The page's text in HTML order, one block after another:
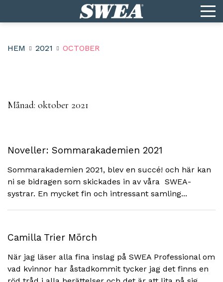
HEM 2021 OCTOBER
Månad: oktober 2021
Noveller: Sommarakademien 2021
Sommarakademien 2021, blev en succé! och här kan
ni se bidragen som skickades in av våra SWEA-
systrar. En mycket fin och intressant samling...
Camilla Trier Mörch
När jag läser alla fina inslag på SWEA Professional om
vad kvinnor har åstadkommit tycker jag det finns en